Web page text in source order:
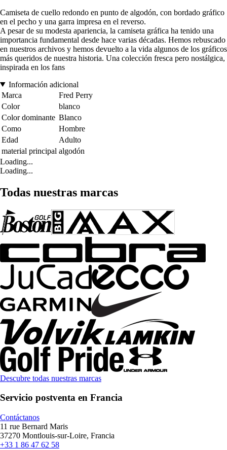
Camiseta de cuello redondo en punto de algodón, con bordado gráfico
en el pecho y una garra impresa en el reverso.
A pesar de su modesta apariencia, la camiseta gráfica ha tenido una
importancia fundamental desde hace varias décadas. Hemos rebuscado
en nuestros archivos y hemos devuelto a la vida algunos de los gráficos
más queridos de nuestra historia. Una colección fresca pero nostálgica,
inspirada en los fans
Información adicional
Marca
Fred Perry
Color
blanco
Color dominante Blanco
Como
Hombre
Edad
Adulto
material principal algodón
Loading...
Loading...
Todas nuestras marcas
Descubre todas nuestras marcas
Servicio postventa en Francia
Contáctanos
11 rue Bernard Maris
37270 Montlouis-sur-Loire, Francia
+33 1 86 47 62 58